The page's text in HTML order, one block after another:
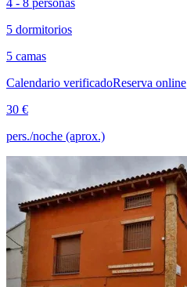
4 - 8 personas
5 dormitorios
5 camas
Calendario verificadoReserva online
30 €
pers./noche (aprox.)